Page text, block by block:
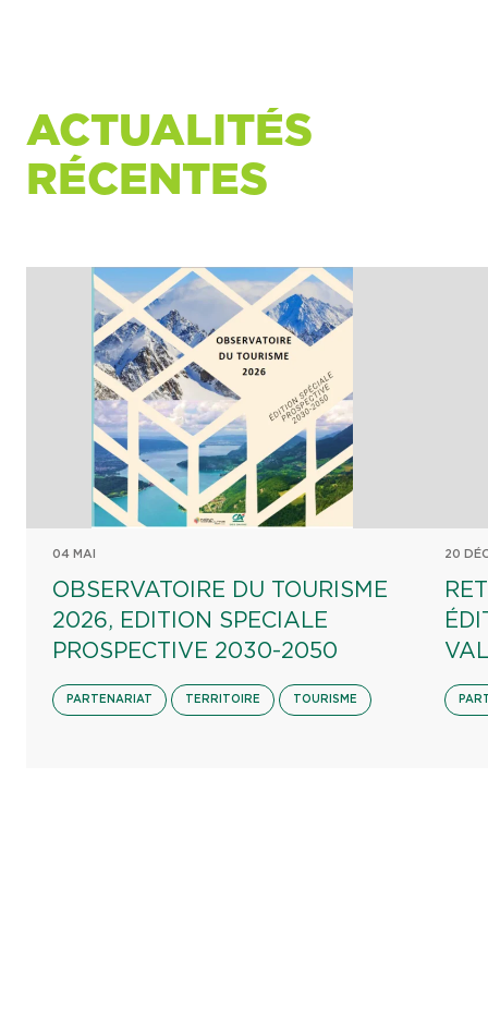
ACTUALITÉS
RÉCENTES
04 MAI
OBSERVATOIRE DU TOURISME
2026, EDITION SPECIALE
PROSPECTIVE 2030-2050
PARTENARIAT TERRITOIRE TOURISME
20